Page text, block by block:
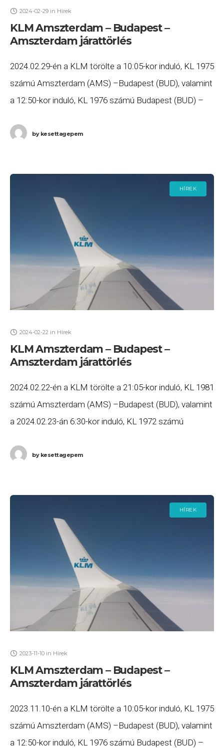
2024-02-29 in Hírek
KLM Amszterdam – Budapest –
Amszterdam járattörlés
2024.02.29-én a KLM törölte a 10:05-kor induló, KL 1975
számú Amszterdam (AMS) –Budapest (BUD), valamint
a 12:50-kor induló, KL 1976 számú Budapest (BUD) –
bykesettagepem
HÍREK
2024-02-22 in Hírek
KLM Amszterdam – Budapest –
Amszterdam járattörlés
2024.02.22-én a KLM törölte a 21:05-kor induló, KL 1981
számú Amszterdam (AMS) –Budapest (BUD), valamint
a 2024.02.23-án 6:30-kor induló, KL 1972 számú
bykesettagepem
HÍREK
2023-11-10 in Hírek
KLM Amszterdam – Budapest –
Amszterdam járattörlés
2023.11.10-én a KLM törölte a 10:05-kor induló, KL 1975
számú Amszterdam (AMS) –Budapest (BUD), valamint
a 12:50-kor induló, KL 1976 számú Budapest (BUD) –